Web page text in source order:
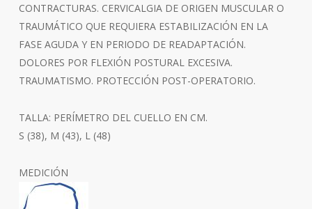
CONTRACTURAS. CERVICALGIA DE ORIGEN MUSCULAR O
TRAUMÁTICO QUE REQUIERA ESTABILIZACIÓN EN LA
FASE AGUDA Y EN PERIODO DE READAPTACIÓN.
DOLORES POR FLEXIÓN POSTURAL EXCESIVA.
TRAUMATISMO. PROTECCIÓN POST-OPERATORIO.
TALLA: PERÍMETRO DEL CUELLO EN CM.
S (38), M (43), L (48)
MEDICIÓN